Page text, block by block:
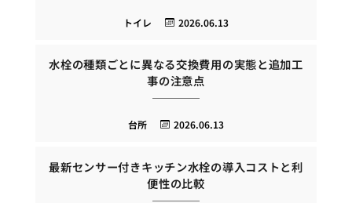
2026.06.13
トイレ
水栓の種類ごとに異なる交換費用の実態と追加工
事の注意点
2026.06.13
台所
最新センサー付きキッチン水栓の導入コストと利
便性の比較